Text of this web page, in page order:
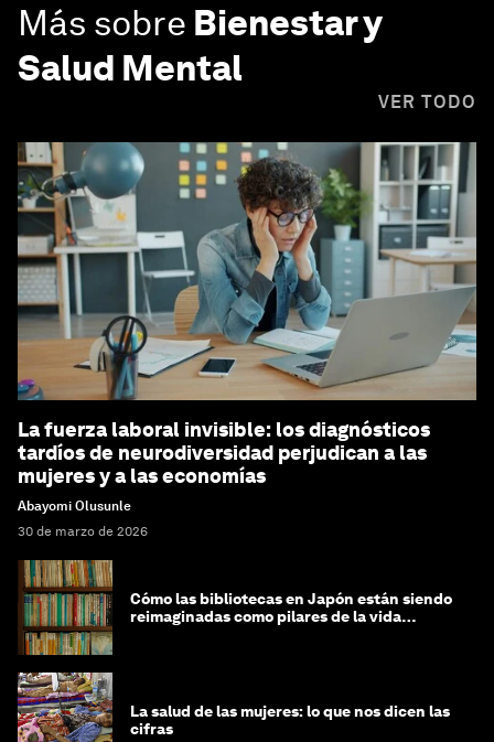
Más sobre Bienestar y
Salud Mental
VER TODO
La fuerza laboral invisible: los diagnósticos
tardíos de neurodiversidad perjudican a las
mujeres y a las economías
Abayomi Olusunle
30 de marzo de 2026
Cómo las bibliotecas en Japón están siendo
reimaginadas como pilares de la vida
La salud de las mujeres: lo que nos dicen las
cifras